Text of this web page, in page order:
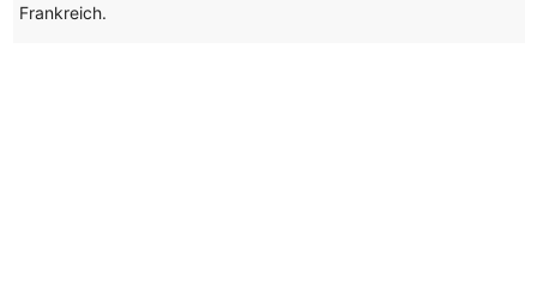
Frankreich.